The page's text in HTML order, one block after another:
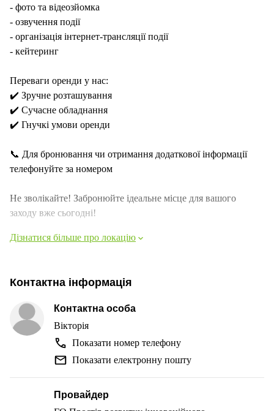
- фото та відеозйомка
- озвучення події
- організація інтернет-трансляції події
- кейтеринг
Переваги оренди у нас:
✔️ Зручне розташування
✔️ Сучасне обладнання
✔️ Гнучкі умови оренди
📞 Для бронювання чи отримання додаткової інформації
телефонуйте за номером
Не зволікайте! Забронюйте ідеальне місце для вашого
заходу вже сьогодні!
Дізнатися більше про локацію
Контактна інформація
Контактна особа
Вікторія
Показати номер телефону
Показати електронну пошту
Провайдер